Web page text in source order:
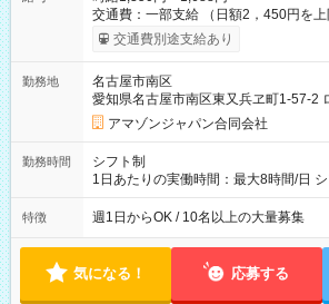
交通費：一部支給 （日額2，450円を
実費支給） ※22:00～翌5:00までは時給25%UP！ ■給与前払い
制度あり ※前払い額の上限あり、手数
交通費別途支給あり
勤務地
名古屋市南区
愛知県名古屋市南区東又兵ヱ町1-57-2
アマゾンジャパン合同会社
勤務時間
シフト制
1日あたりの実働時間：最大8時間/日 シ
社後、就業可能シフトをご確認の上、
特徴 週1日からOK / 10名以上の大量募集
気になる！ 応募する